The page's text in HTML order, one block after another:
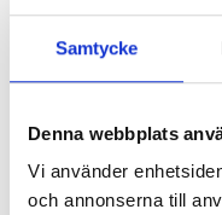
Samtycke
Denna webbplats
Vi använder
och annonserna till
nivåer, från den
politikerna i
0 kommentar(er)